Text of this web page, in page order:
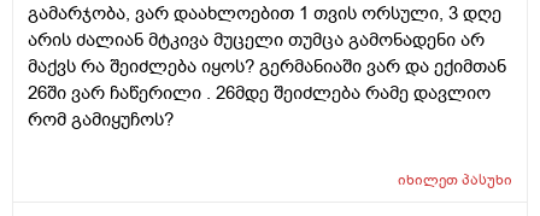
გამარჯობა, ვარ დაახლოებით 1 თვის ორსული, 3 დღე
არის ძალიან მტკივა მუცელი თუმცა გამონადენი არ
მაქვს რა შეიძლება იყოს? გერმანიაში ვარ და ექიმთან
26ში ვარ ჩაწერილი . 26მდე შეიძლება რამე დავლიო
რომ გამიყუჩოს?
იხილეთპასუხი